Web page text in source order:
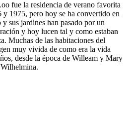
fue la residencia de verano favorita
1975, pero hoy se ha convertido en
sus jardines han pasado por un
y hoy lucen tal y como estaban
Muchas de las habitaciones del
muy vivida de como era la vida
desde la época de Willeam y Mary